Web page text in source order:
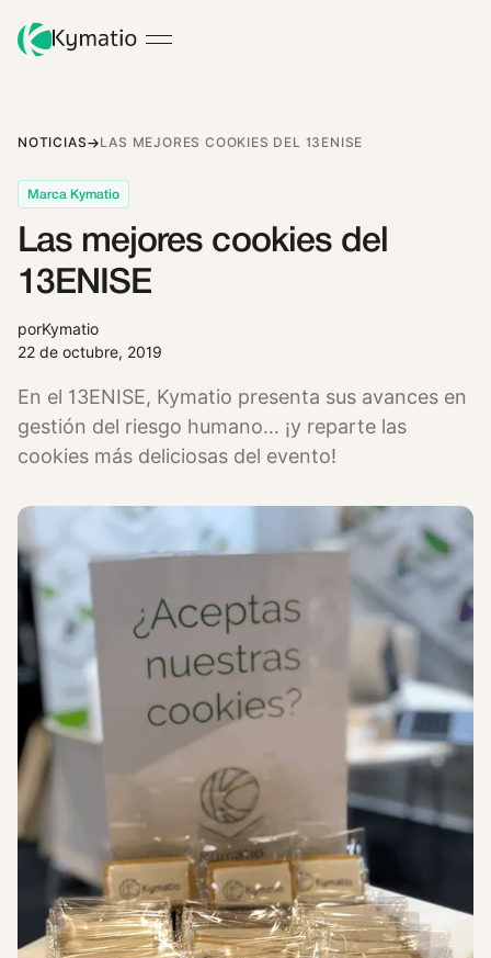
NOTICIAS LAS MEJORES COOKIES DEL 13ENISE
Marca Kymatio
Las mejores cookies del
13ENISE
porKymatio
22 de octubre, 2019
En el 13ENISE, Kymatio presenta sus avances en
gestión del riesgo humano… ¡y reparte las
cookies más deliciosas del evento!